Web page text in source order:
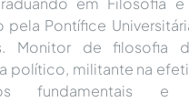
pela Pontífice
Monitor de filosofia
político, militante na
fundamentais e